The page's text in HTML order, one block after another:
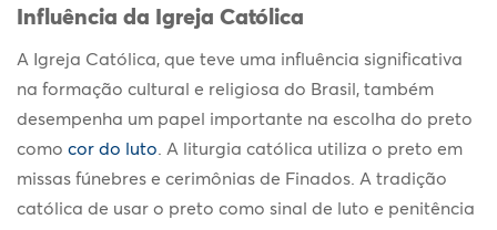
Influência da Igreja Católica
A Igreja Católica, que teve uma influência significativa
na formação cultural e religiosa do Brasil, também
desempenha um papel importante na escolha do preto
como cor do luto . A liturgia católica utiliza o preto em
missas fúnebres e cerimônias de Finados. A tradição
católica de usar o preto como sinal de luto e penitência